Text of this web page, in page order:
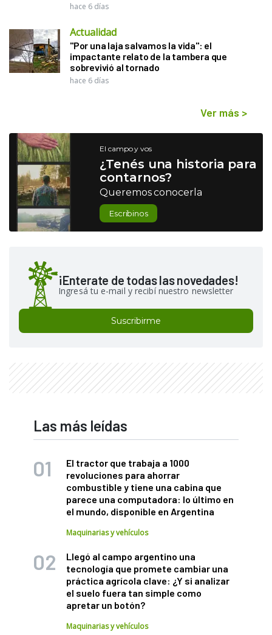
hace 6 días
Actualidad
"Por una laja salvamos la vida": el
impactante relato de la tambera que
sobrevivió al tornado
hace 6 días
Ver más >
El campo y vos
¿Tenés una historia para
contarnos?
Queremos conocerla
Escribinos
¡Enterate de todas las novedades!
Ingresá tu e-mail y recibí nuestro newsletter
Suscribirme
Las más leídas
El tractor que trabaja a 1000
revoluciones para ahorrar
combustible y tiene una cabina que
parece una computadora: lo último en
el mundo, disponible en Argentina
Maquinarias y vehículos
Llegó al campo argentino una
tecnología que promete cambiar una
práctica agrícola clave: ¿Y si analizar
el suelo fuera tan simple como
apretar un botón?
Maquinarias y vehículos